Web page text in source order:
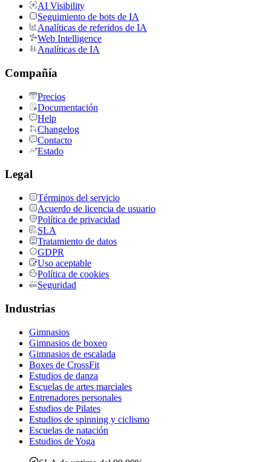
AI Visibility
Seguimiento de bots de IA
Analíticas de referidos de IA
Web Intelligence
Analíticas de IA
Compañía
Precios
Documentación
Help
Changelog
Contacto
Estado
Legal
Términos del servicio
Acuerdo de licencia de usuario
Política de privacidad
SLA
Tratamiento de datos
GDPR
Uso aceptable
Política de cookies
Seguridad
Industrias
Gimnasios
Gimnasios de boxeo
Gimnasios de escalada
Boxes de CrossFit
Estudios de danza
Escuelas de artes marciales
Entrenadores personales
Estudios de Pilates
Estudios de spinning y ciclismo
Escuelas de natación
Estudios de Yoga